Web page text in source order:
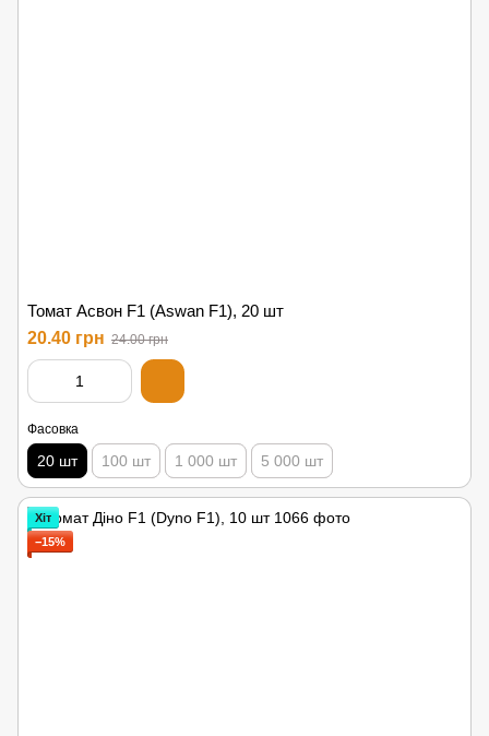
Томат Асвон F1 (Aswan F1), 20 шт
20.40 грн 24.00 грн
Фасовка
20 шт 100 шт 1 000 шт 5 000 шт
Хіт
−15%